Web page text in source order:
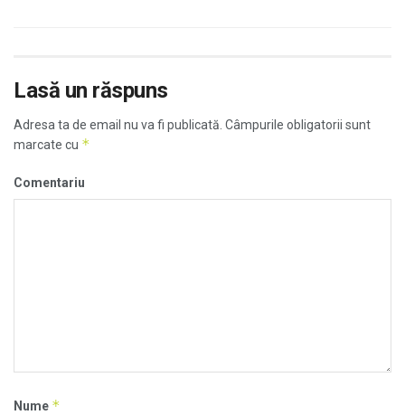
Lasă un răspuns
Adresa ta de email nu va fi publicată. Câmpurile obligatorii sunt
marcate cu *
Comentariu
Nume *